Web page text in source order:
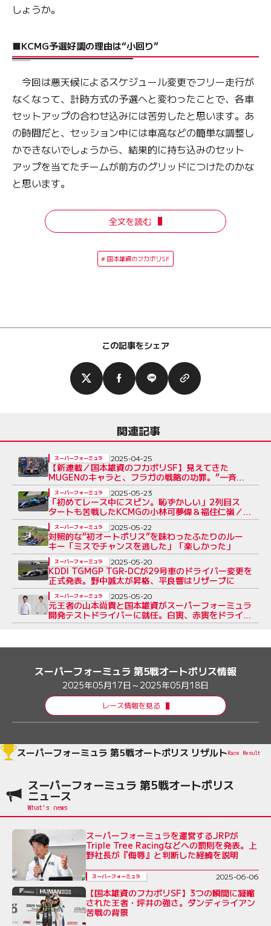
しょうか。
■KCMG予選好調の理由は“小回り”
今回は悪天候によるスケジュール変更でフリー走行が
なくなって、計時方式の予選へと変わったことで、各車
セットアップの合わせ込みには苦労したと思います。あ
の時間だと、セッション中には車高などの簡単な調整し
かできないでしょうから、結果的に持ち込みのセット
アップを当てたチームが前方のグリッドにつけたのかな
と思います。
全文を読む
国本雄資のフカボリSF
この記事をシェア
関連記事
【新連載／国本雄資のフカボリSF】見えてきた
MUGENのキャラと、フラガの戦略の功罪。“一斉
ピット問題”への提言
スーパーフォーミュラ 2025-04-25
「初めてレース中にスピン。恥ずかしい」2列目ス
タートも苦戦したKCMGの小林可夢偉＆福住仁嶺／
SF第5戦
スーパーフォーミュラ 2025-05-23
対照的な“初オートポリス”を味わったふたりのルー
キー「ミスでチャンスを逃した」「楽しかった」
スーパーフォーミュラ 2025-05-22
KDDI TGMGP TGR-DCが29号車のドライバー変更を
正式発表。野中誠太が昇格、平良響はリザーブに
スーパーフォーミュラ 2025-05-20
元王者の山本尚貴と国本雄資がスーパーフォーミュラ
開発テストドライバーに就任。⽩寅、⾚寅をドライブ
へ
スーパーフォーミュラ 2025-05-20
スーパーフォーミュラ 第5戦オートポリス情報
2025年05月17日～2025年05月18日
レース情報を見る
スーパーフォーミュラ 第5戦オートポリス リザルトRace Result
スーパーフォーミュラ 第5戦オートポリス
ニュース
スーパーフォーミュラを運営するJRPが
Triple Tree Racingなどへの罰則を発表。上
野社長が『侮辱』と判断した経緯を説明
スーパーフォーミュラ 2025-06-06
【国本雄資のフカボリSF】3つの瞬間に凝縮
された王者・坪井の強さ。ダンディライアン
苦戦の背景